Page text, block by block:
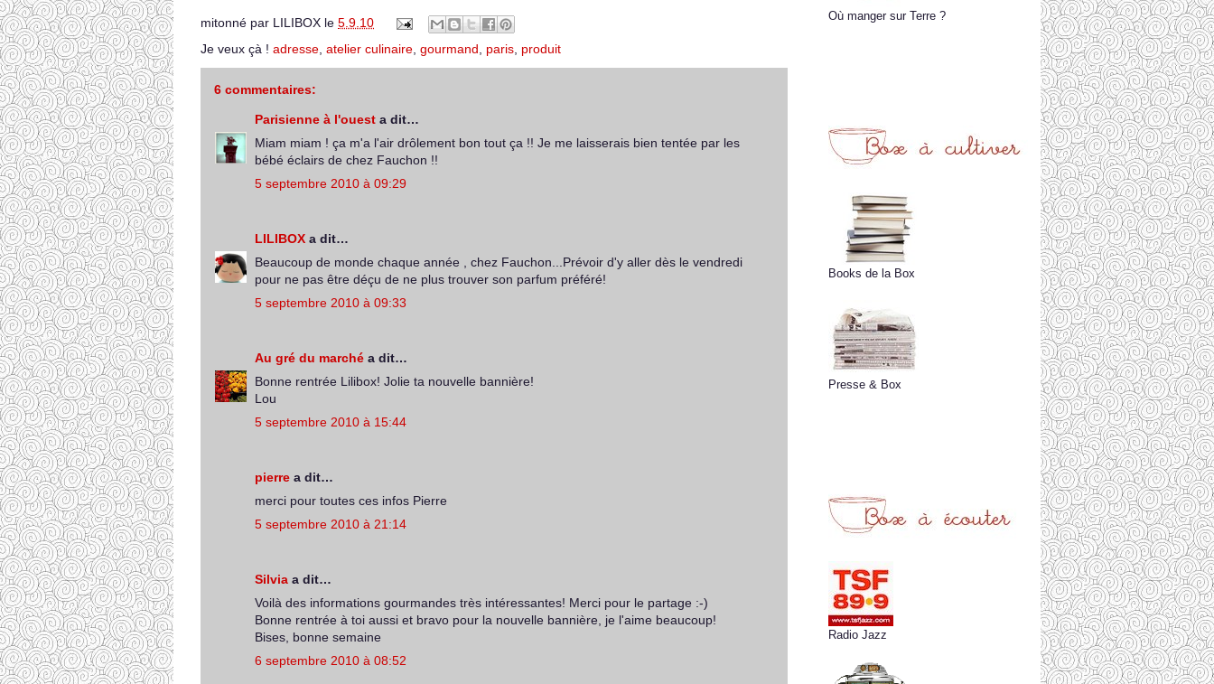
mitonné par LILIBOX le 5.9.10
Je veux çà ! adresse atelier culinaire gourmand paris produit
6 commentaires:
Parisienne à l'ouest a dit…
Miam miam ! ça m'a l'air drôlement bon tout ça !! Je me laisserais bien tentée par les
bébé éclairs de chez Fauchon !!
5 septembre 2010 à 09:29
LILIBOX a dit…
Beaucoup de monde chaque année , chez Fauchon...Prévoir d'y aller dès le vendredi
pour ne pas être déçu de ne plus trouver son parfum préféré!
5 septembre 2010 à 09:33
Au gré du marché a dit…
Bonne rentrée Lilibox! Jolie ta nouvelle bannière!
Lou
5 septembre 2010 à 15:44
pierre a dit…
merci pour toutes ces infos Pierre
5 septembre 2010 à 21:14
Silvia a dit…
Voilà des informations gourmandes très intéressantes! Merci pour le partage :-)
Bonne rentrée à toi aussi et bravo pour la nouvelle bannière, je l'aime beaucoup!
Bises, bonne semaine
6 septembre 2010 à 08:52
Où manger sur Terre ?
Books de la Box
Presse & Box
Radio Jazz